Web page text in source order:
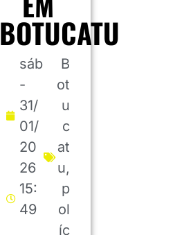
BOTUCATU
sáb
-
31/
01/
20
26
15:
49
B
ot
u
c
at
u,
p
ol
íc